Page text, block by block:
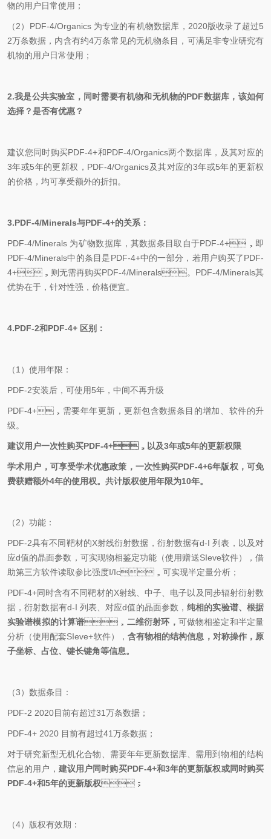
物的用户日常使用；
（2） PDF-4/Organics 为专业的有机物数据库，2020版收录了超过5
2万条数据，内含有约4万条常见的无机物条目，可满足非专业研究有
机物的用户日常使用；
2.我是公共实验室，同时需要有机物和无机物的PDF数据库，该如何
选择？是否有优惠？
建议您同时购买PDF-4+和PDF-4/Organics两个数据库，及其对应的
3年或5年的更新权， PDF-4/Organics及其对应的3年或5年的更新权
的价格，均可享受额外的折扣。
3.PDF-4/Minerals与PDF-4+的关系：
PDF-4/Minerals 为矿物数据库，其数据条目取自于PDF-4+，即
PDF-4/Minerals中的条目是PDF-4+中的一部分，若用户购买了PDF-
4+，则无需再购买PDF-4/Minerals。 PDF-4/Minerals其
优势在于，针对性强，价格便宜。
4.PDF-2和PDF-4+ 区别：
（1 ） 使用年限：
PDF-2安装后，可使用5年，中间不再升级
PDF-4+，需要年年更新，更新包含数据条目的增加、软件的升
级。
建议用户一次性购买PDF-4+，以及3年或5年的更新权限
学术用户，可享受学术优惠政策，一次性购买PDF-4+6年版权，可免
费获赠额外4年的使用权。共计版权使用年限为10年。
（2） 功能：
PDF-2具有不同靶材的X射线衍射数据，衍射数据有d-I列表，以及对
应d值的晶面参数，可实现物相鉴定功能（使用赠送SIeve软件），借
助第三方软件读取参比强度I/Ic，可实现半定量分析；
PDF-4+同时含有不同靶材的X射线、中子、电子以及同步辐射衍射数
据，衍射数据有d-I 列表、对应d值的晶面参数，纯相的实验谱、根据
实验谱模拟的计算谱， 二维衍射环， 可做物相鉴定和半定量
分析（使用配套SIeve+软件）， 含有物相的结构信息，对称操作，原
子坐标、占位、键长键角等信息。
（3） 数据条目：
PDF-2 2020目前有超过31万条数据；
PDF-4+ 2020 目前有超过41万条数据；
对于研究新型无机化合物、需要年年更新数据库、需用到物相的结构
信息的用户， 建议用户同时购买PDF-4+和3年的更新版权或同时购买
PDF-4+和5年的更新版权；
（4） 版权有效期：